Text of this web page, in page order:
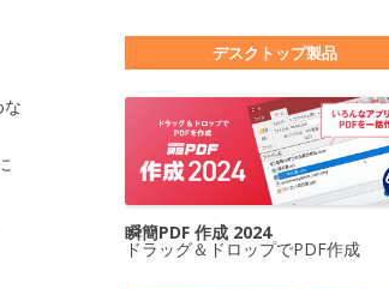
デスクトップ製品
瞬簡PDF 作成 2024
ドラッグ＆ドロップでPDF作成